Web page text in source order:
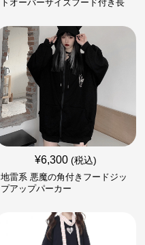
トオーバーサイズフード付き長
¥6,300 (税込)
地雷系 悪魔の角付きフードジッ
プアップパーカー